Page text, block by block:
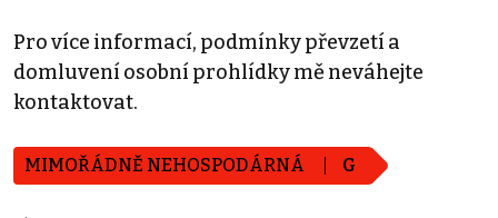
Pro více informací, podmínky převzetí a
domluvení osobní prohlídky mě neváhejte
kontaktovat.
MIMOŘÁDNĚ NEHOSPODÁRNÁ G